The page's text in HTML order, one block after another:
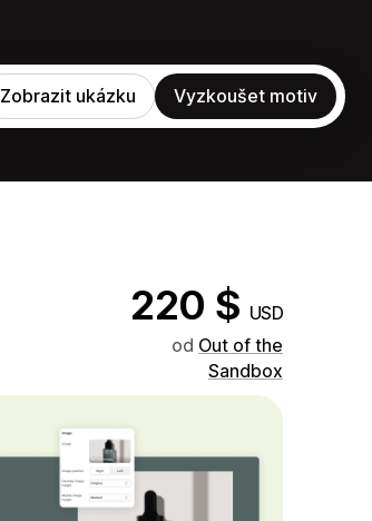
Zobrazit ukázku Vyzkoušet motiv
220 $ USD
od Out of the
Sandbox